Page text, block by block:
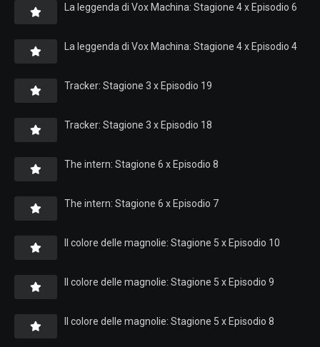
La leggenda di Vox Machina: Stagione 4 x Episodio 6
La leggenda di Vox Machina: Stagione 4 x Episodio 4
Tracker: Stagione 3 x Episodio 19
Tracker: Stagione 3 x Episodio 18
The intern: Stagione 6 x Episodio 8
The intern: Stagione 6 x Episodio 7
Il colore delle magnolie: Stagione 5 x Episodio 10
Il colore delle magnolie: Stagione 5 x Episodio 9
Il colore delle magnolie: Stagione 5 x Episodio 8